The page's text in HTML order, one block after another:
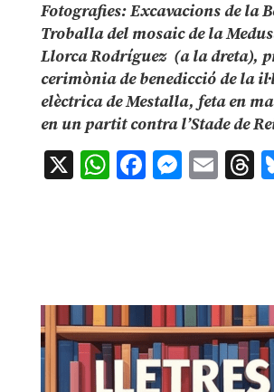
Fotografies: Excavacions de la
Troballa del mosaic de la
Llorca Rodríguez (a la dreta),
cerimònia de benedicció de la
elèctrica de Mestalla, feta en
en un partit contra l’Stade de
X WhatsApp
Facebook